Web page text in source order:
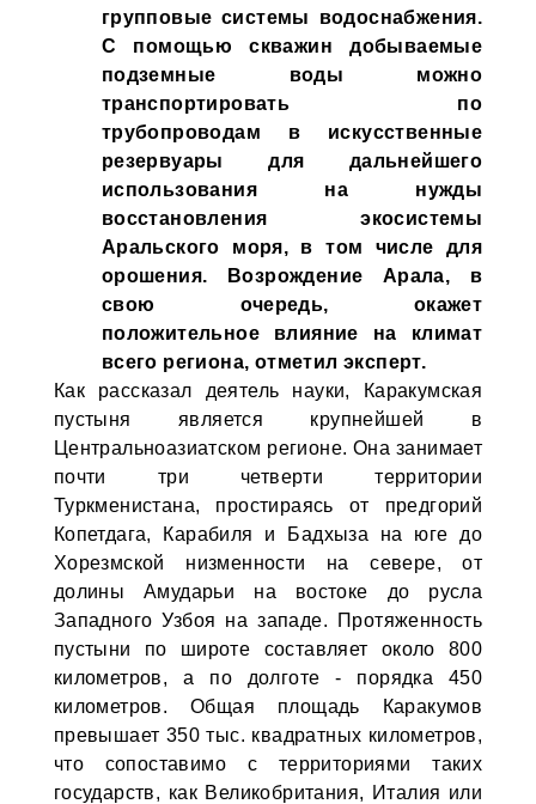
групповые системы водоснабжения.
С помощью скважин добываемые
подземные воды можно
транспортировать по
трубопроводам в искусственные
резервуары для дальнейшего
использования на нужды
восстановления экосистемы
Аральского моря, в том числе для
орошения. Возрождение Арала, в
свою очередь, окажет
положительное влияние на климат
всего региона, отметил эксперт.
Как рассказал деятель науки, Каракумская
пустыня является крупнейшей в
Центральноазиатском регионе. Она занимает
почти три четверти территории
Туркменистана, простираясь от предгорий
Копетдага, Карабиля и Бадхыза на юге до
Хорезмской низменности на севере, от
долины Амударьи на востоке до русла
Западного Узбоя на западе. Протяженность
пустыни по широте составляет около 800
километров, а по долготе - порядка 450
километров. Общая площадь Каракумов
превышает 350 тыс. квадратных километров,
что сопоставимо с территориями таких
государств, как Великобритания, Италия или